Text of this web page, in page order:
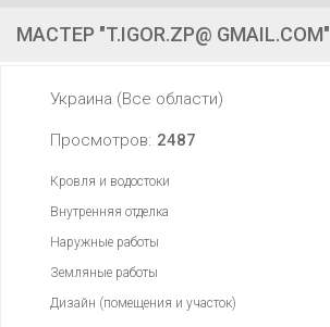
МАСТЕР "T.IGOR.ZP@ GMAIL.COM"
Украина (Все области)
Просмотров: 2487
Кровля и водостоки
Внутренняя отделка
Наружные работы
Земляные работы
Дизайн (помещения и участок)